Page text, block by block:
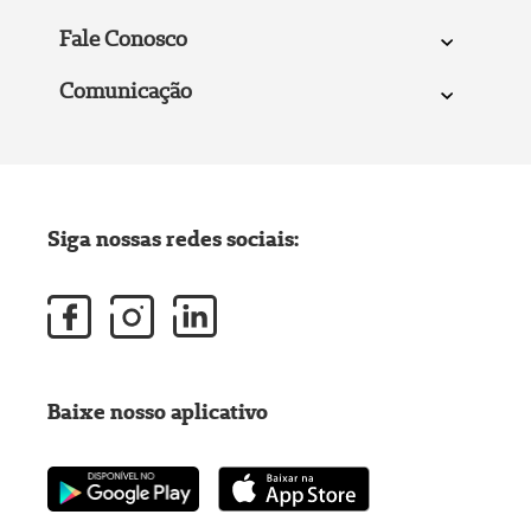
Fale Conosco
Comunicação
Siga nossas redes sociais:
Baixe nosso aplicativo